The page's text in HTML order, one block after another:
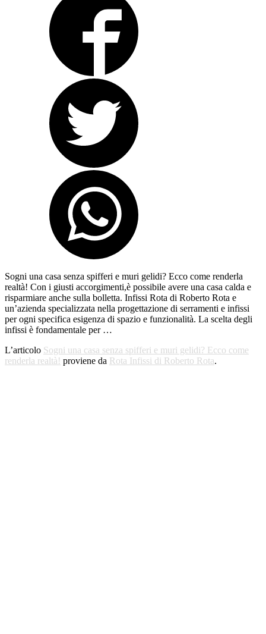
Sogni una casa senza spifferi e muri gelidi? Ecco come renderla
realtà! Con i giusti accorgimenti,è possibile avere una casa calda e
risparmiare anche sulla bolletta. Infissi Rota di Roberto Rota e
un’azienda specializzata nella progettazione di serramenti e infissi
per ogni specifica esigenza di spazio e funzionalità. La scelta degli
infissi è fondamentale per …
L’articolo Sogni una casa senza spifferi e muri gelidi? Ecco come
renderla realtà! proviene da Rota Infissi di Roberto Rota.